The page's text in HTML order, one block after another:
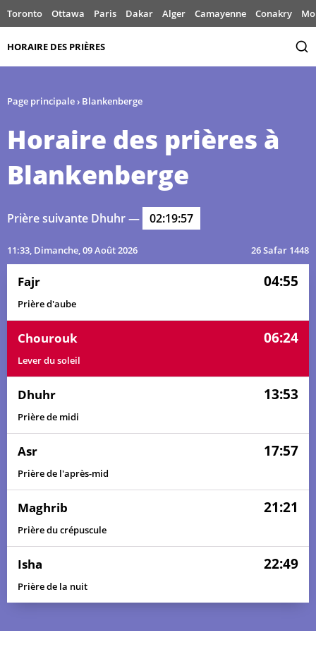
Toronto Ottawa Paris Dakar Alger Camayenne Conakry
HORAIRE DES PRIÈRES
Page principale› Blankenberge
Horaire des prières à
Blankenberge
Prière suivante Dhuhr — 02:19:57
11:33, Dimanche, 09 Août 2026 26 Safar 1448
Fajr 04:55
Prière d'aube
Chourouk 06:24
Lever du soleil
Dhuhr 13:53
Prière de midi
Asr 17:57
Prière de l'après-mid
Maghrib 21:21
Prière du crépuscule
Isha 22:49
Prière de la nuit